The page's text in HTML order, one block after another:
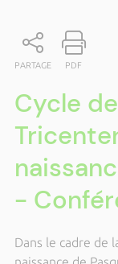
PARTAGE PDF
Cycle
-
Dans le cadre de